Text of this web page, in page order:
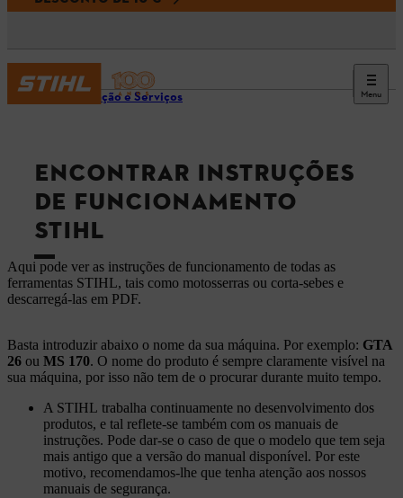
Menu
Informação e Serviços
ENCONTRAR INSTRUÇÕES
DE FUNCIONAMENTO
STIHL
Aqui pode ver as instruções de funcionamento de todas as
ferramentas STIHL, tais como motosserras ou corta-sebes e
descarregá-las em PDF.
Basta introduzir abaixo o nome da sua máquina. Por exemplo: GTA
26 ou MS 170. O nome do produto é sempre claramente visível na
sua máquina, por isso não tem de o procurar durante muito tempo.
A STIHL trabalha continuamente no desenvolvimento dos
produtos, e tal reflete-se também com os manuais de
instruções. Pode dar-se o caso de que o modelo que tem seja
mais antigo que a versão do manual disponível. Por este
motivo, recomendamos-lhe que tenha atenção aos nossos
manuais de segurança.